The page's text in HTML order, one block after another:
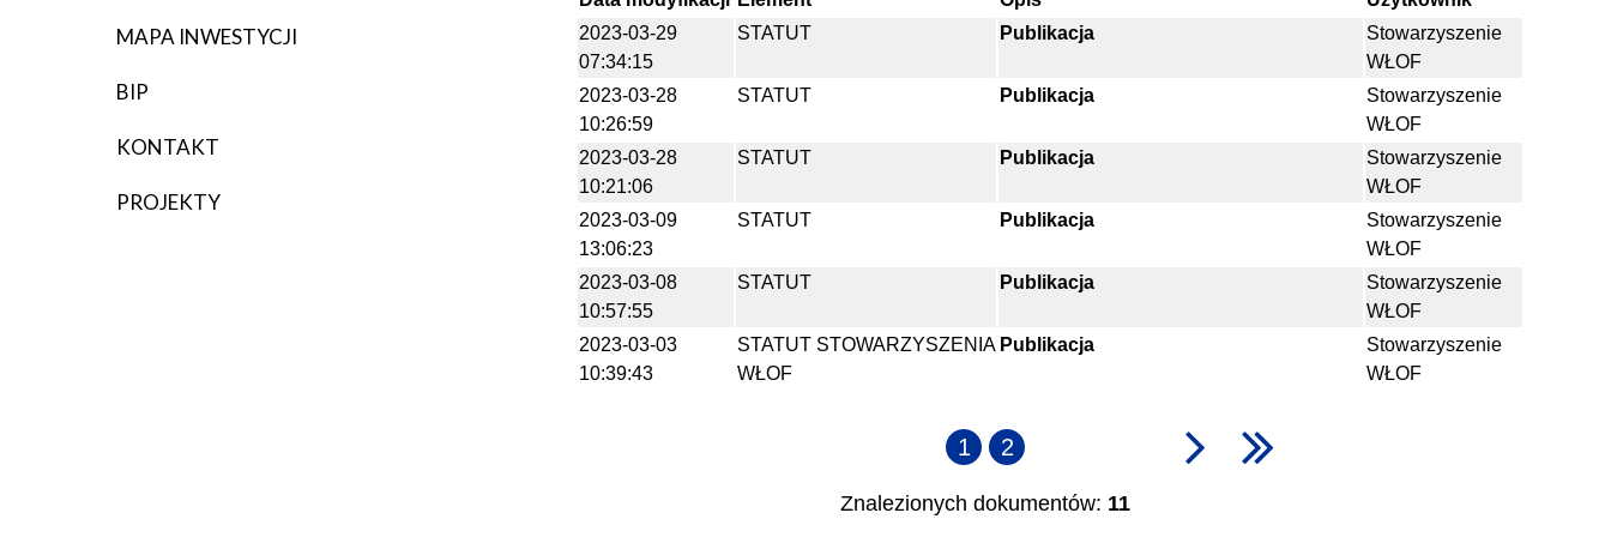
TERYTORIALNE
MAPA INWESTYCJI
BIP
KONTAKT
PROJEKTY
2023-03-29
07:34:15
STATUT Publikacja
Stowarzyszenie
WŁOF
2023-03-28
10:26:59
STATUT Publikacja
Stowarzyszenie
WŁOF
2023-03-28
10:21:06
STATUT Publikacja
Stowarzyszenie
WŁOF
2023-03-09
13:06:23
STATUT Publikacja
Stowarzyszenie
WŁOF
2023-03-08
10:57:55
STATUT Publikacja
Stowarzyszenie
WŁOF
2023-03-03
10:39:43
STATUT STOWARZYSZENIA
WŁOF
Publikacja
Stowarzyszenie
WŁOF
1 2
Znalezionych dokumentów: 11